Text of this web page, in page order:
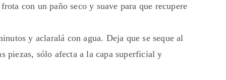
con un paño seco y suave para que recupere
y aclaralá con agua. Deja que se seque al
piezas, sólo afecta a la capa superficial y